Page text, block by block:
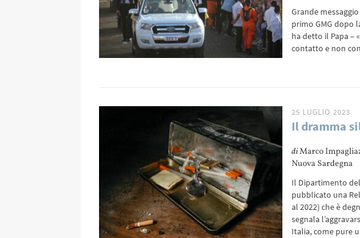
Grande
primo GMG dopo
ha detto il Papa –
contatto e non
25 LUGLIO 2023
Il dramma
diMarco
Nuova Sardegna
Il Dipartimento
pubblicato una
al 2022) che è
segnala
Italia, come pure